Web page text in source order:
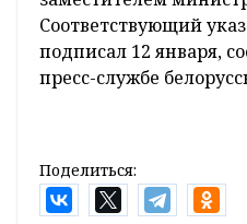
Соответствующий
подписал 12 января,
пресс-службе
Поделиться: